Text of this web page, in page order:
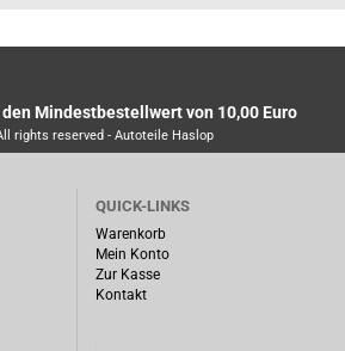
Mindestbestellwert von 10,00 Euro
rights reserved - Autoteile Haslop
QUICK-LINKS
Warenkorb
Mein Konto
Zur Kasse
Kontakt